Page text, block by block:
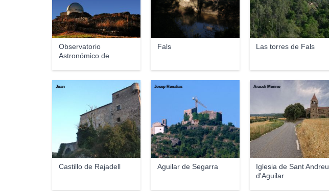
Observatorio
Astronómico de
Fals Las torres de Fals
Castillo de Rajadell
Joan
Aguilar de Segarra
Josep Renalias
Iglesia de Sant Andreu
d'Aguilar
Araceli Merino